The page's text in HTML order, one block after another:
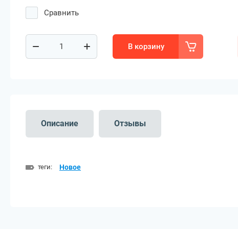
Сравнить
В корзину
Описание Отзывы
теги: Новое